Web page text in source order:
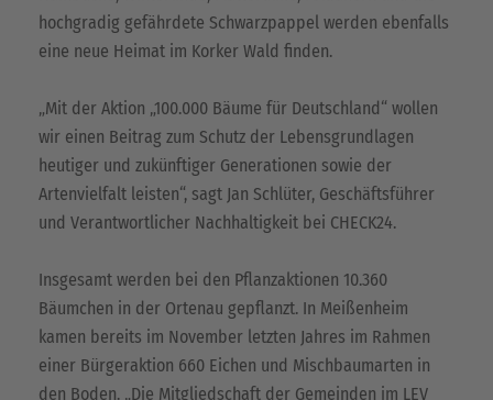
hochgradig gefährdete Schwarzpappel werden ebenfalls
eine neue Heimat im Korker Wald finden.
„Mit der Aktion „100.000 Bäume für Deutschland“ wollen
wir einen Beitrag zum Schutz der Lebensgrundlagen
heutiger und zukünftiger Generationen sowie der
Artenvielfalt leisten“, sagt Jan Schlüter, Geschäftsführer
und Verantwortlicher Nachhaltigkeit bei CHECK24.
Insgesamt werden bei den Pflanzaktionen 10.360
Bäumchen in der Ortenau gepflanzt. In Meißenheim
kamen bereits im November letzten Jahres im Rahmen
einer Bürgeraktion 660 Eichen und Mischbaumarten in
den Boden. „Die Mitgliedschaft der Gemeinden im LEV